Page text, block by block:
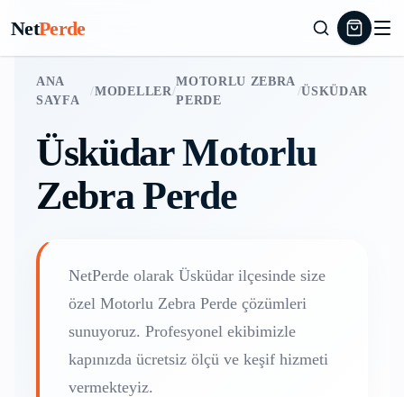
NetPerde
ANA
SAYFA
/MODELLER /
MOTORLU ZEBRA
PERDE
/ÜSKÜDAR
ÜsküdarMotorlu
Zebra Perde
NetPerde olarak Üsküdar ilçesinde size
özel Motorlu Zebra Perde çözümleri
sunuyoruz. Profesyonel ekibimizle
kapınızda ücretsiz ölçü ve keşif hizmeti
vermekteyiz.